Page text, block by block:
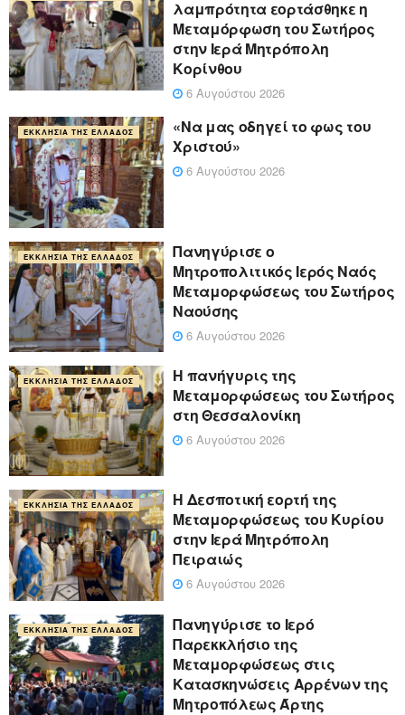
λαμπρότητα εορτάσθηκε η
Μεταμόρφωση του Σωτήρος
στην Ιερά Μητρόπολη
Κορίνθου
6 Αυγούστου 2026
ΕΚΚΛΗΣΊΑ ΤΗΣ ΕΛΛΆΔΟΣ
«Να μας οδηγεί το φως του
Χριστού»
6 Αυγούστου 2026
ΕΚΚΛΗΣΊΑ ΤΗΣ ΕΛΛΆΔΟΣ
Πανηγύρισε ο
Μητροπολιτικός Ιερός Ναός
Μεταμορφώσεως του Σωτήρος
Ναούσης
6 Αυγούστου 2026
ΕΚΚΛΗΣΊΑ ΤΗΣ ΕΛΛΆΔΟΣ
Η πανήγυρις της
Μεταμορφώσεως του Σωτήρος
στη Θεσσαλονίκη
6 Αυγούστου 2026
ΕΚΚΛΗΣΊΑ ΤΗΣ ΕΛΛΆΔΟΣ
Η Δεσποτική εορτή της
Μεταμορφώσεως του Κυρίου
στην Ιερά Μητρόπολη
Πειραιώς
6 Αυγούστου 2026
ΕΚΚΛΗΣΊΑ ΤΗΣ ΕΛΛΆΔΟΣ
Πανηγύρισε το Ιερό
Παρεκκλήσιο της
Μεταμορφώσεως στις
Κατασκηνώσεις Αρρένων της
Μητροπόλεως Άρτης